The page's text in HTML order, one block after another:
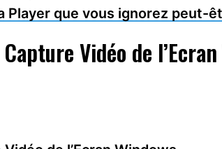
Player que vous ignorez peut-
Vidéo de